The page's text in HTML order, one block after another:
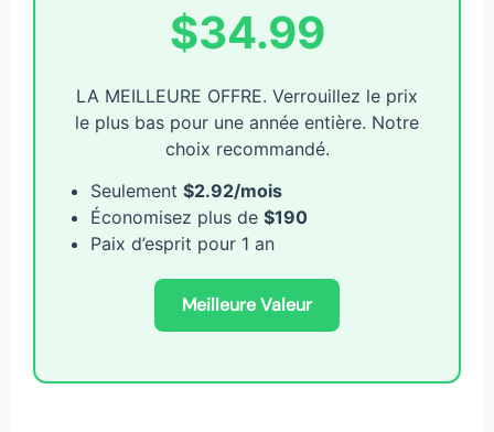
$34.99
LA MEILLEURE OFFRE. Verrouillez le prix
le plus bas pour une année entière. Notre
choix recommandé.
Seulement $2.92/mois
Économisez plus de $190
Paix d’esprit pour 1 an
Meilleure Valeur